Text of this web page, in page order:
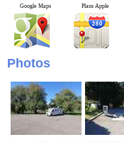
Google Maps Plans Apple
Photos